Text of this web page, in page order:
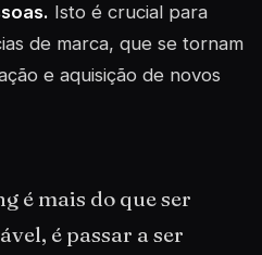
Isto é crucial para
de marca, que se tornam
e aquisição de novos
é mais do que ser
é passar a ser